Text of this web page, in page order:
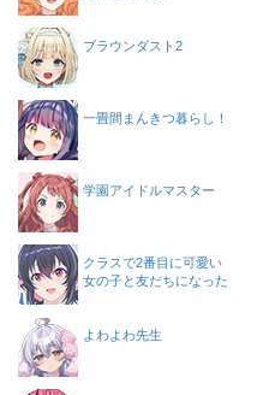
ブラウンダスト2
一畳間まんきつ暮らし！
学園アイドルマスター
クラスで2番目に可愛い
女の子と友だちになった
よわよわ先生